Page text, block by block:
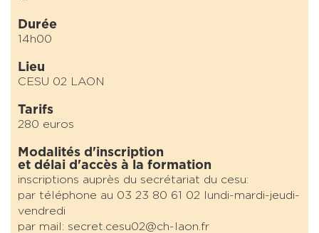
Durée
14h00
Lieu
CESU 02 LAON
Tarifs
280 euros
Modalités d'inscription
et délai d'accès à la formation
inscriptions auprès du secrétariat du cesu:
par téléphone au 03 23 80 61 02 lundi-mardi-jeudi-
vendredi
par mail: secret.cesu02@ch-laon.fr